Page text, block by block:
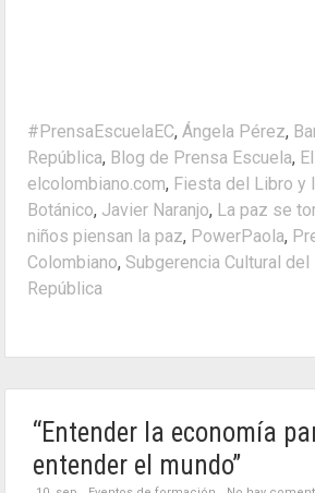
#PrensaEscuelaEC, Ángela Pérez,
República, Blog de Prensa Escuela,
elcolombiano.com, Fiesta del Libro y
Botánico, Javier Naranjo, La paz se
niños piensan la paz, PowerPaola,
Colombiano, Subgerencia Cultural del
República
“Entender la economía
entender el mundo”